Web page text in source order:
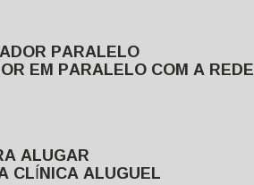
PARALELO
EM PARALELO COM A REDE
ALUGAR
CLÍNICA ALUGUEL